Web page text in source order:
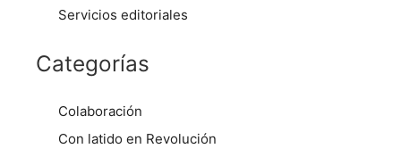
Servicios editoriales
Categorías
Colaboración
Con latido en Revolución